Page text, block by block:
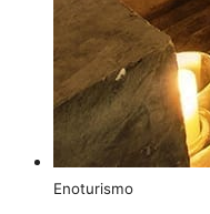
Enoturismo